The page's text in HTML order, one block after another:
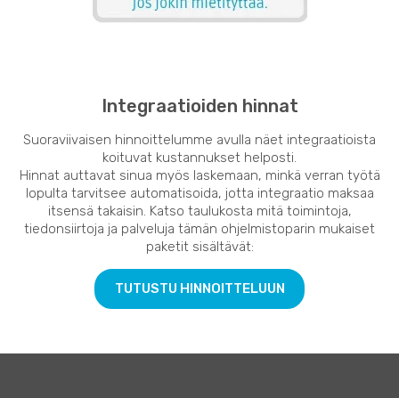
Integraatioiden hinnat
Suoraviivaisen hinnoittelumme avulla näet integraatioista
koituvat kustannukset helposti.
Hinnat auttavat sinua myös laskemaan, minkä verran työtä
lopulta tarvitsee automatisoida, jotta integraatio maksaa
itsensä takaisin. Katso taulukosta mitä toimintoja,
tiedonsiirtoja ja palveluja tämän ohjelmistoparin mukaiset
paketit sisältävät:
TUTUSTU HINNOITTELUUN